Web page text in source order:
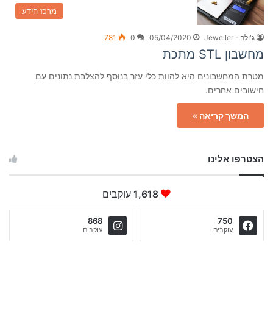
מרכז הידע
ג'ולר - Jeweller 05/04/2020
0
781
מחשבון STL מתכת
מטרת המחשבונים היא להוות כלי עזר בנוסף להצלבת נתונים עם
חישובים אחרים.
המשך קריאה »
הצטרפו אלינו
1,618 עוקבים
750
עוקבים
868
עוקבים